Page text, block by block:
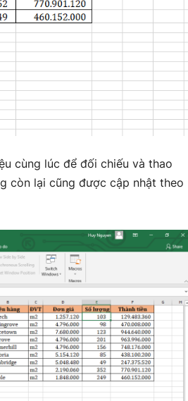
cùng lúc để đối chiếu và thao
còn lại cũng được cập nhật theo